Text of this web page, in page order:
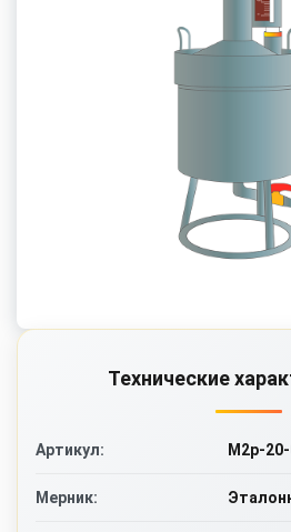
Технические
Артикул: М2р-
Мерник: